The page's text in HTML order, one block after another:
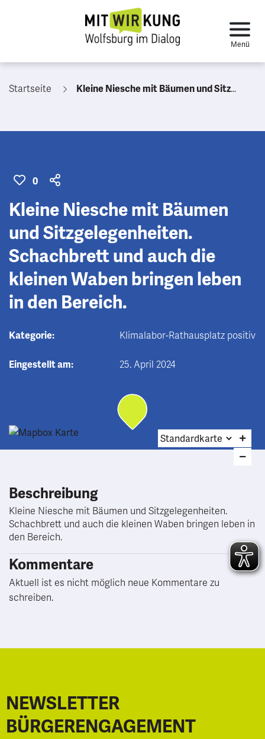
Startseite Kleine Niesche mit Bäumen und Sitzgelegenheiten. Schachbrett und auch die kleinen Waben bringen leben in den Bereich.
0
Kleine Niesche mit Bäumen
und Sitzgelegenheiten.
Schachbrett und auch die
kleinen Waben bringen leben
in den Bereich.
Kategorie: Klimalabor-Rathausplatz positiv
Eingestellt am: 25. April 2024
Beschreibung
Kleine Niesche mit Bäumen und Sitzgelegenheiten.
Schachbrett und auch die kleinen Waben bringen leben in
den Bereich.
Kommentare
Aktuell ist es nicht möglich neue Kommentare zu
schreiben.
NEWSLETTER
BÜRGERENGAGEMENT